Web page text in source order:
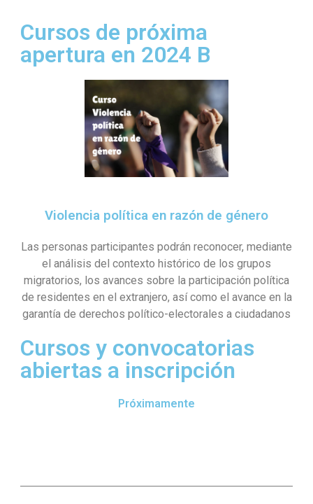
Cursos de próxima
apertura en 2024 B
Violencia política en razón de género
Las personas participantes podrán reconocer, mediante
el análisis del contexto histórico de los grupos
migratorios, los avances sobre la participación política
de residentes en el extranjero, así como el avance en la
garantía de derechos político-electorales a ciudadanos
Cursos y convocatorias
abiertas a inscripción
Próximamente